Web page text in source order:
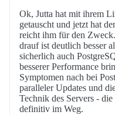
Ok, Jutta hat mit ihrem
getauscht und jetzt hat
reicht ihm für den
drauf ist deutlich besser
sicherlich auch
besserer Performance
Symptomen nach bei
paralleler Updates und
Technik des Servers -
definitiv im Weg.